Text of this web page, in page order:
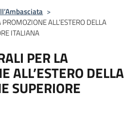
>
ALL’ESTERO DELLA
ITALIANA
PER LA
ALL’ESTERO DELLA
SUPERIORE